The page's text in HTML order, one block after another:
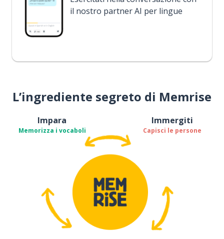
il nostro partner AI per lingue
L’ingrediente segreto di Memrise
Impara
Memorizza i vocaboli
Immergiti
Capisci le persone